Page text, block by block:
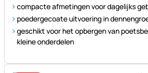
compacte afmetingen voor dagelijks
poedergecoate uitvoering in
geschikt voor het opbergen van
kleine onderdelen